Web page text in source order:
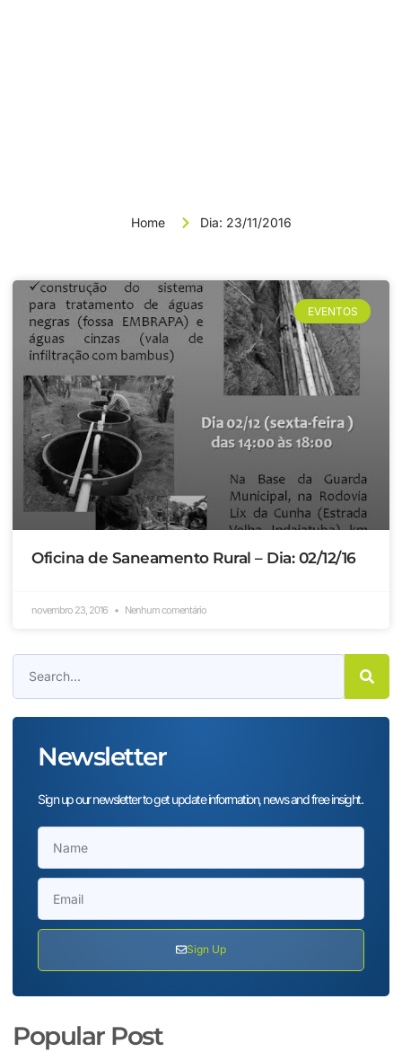
Home Dia: 23/11/2016
EVENTOS
Oficina de Saneamento Rural – Dia: 02/12/16
novembro 23, 2016 Nenhum comentário
Newsletter
Sign up our newsletter to get update information, news and free insight.
Sign Up
Popular Post